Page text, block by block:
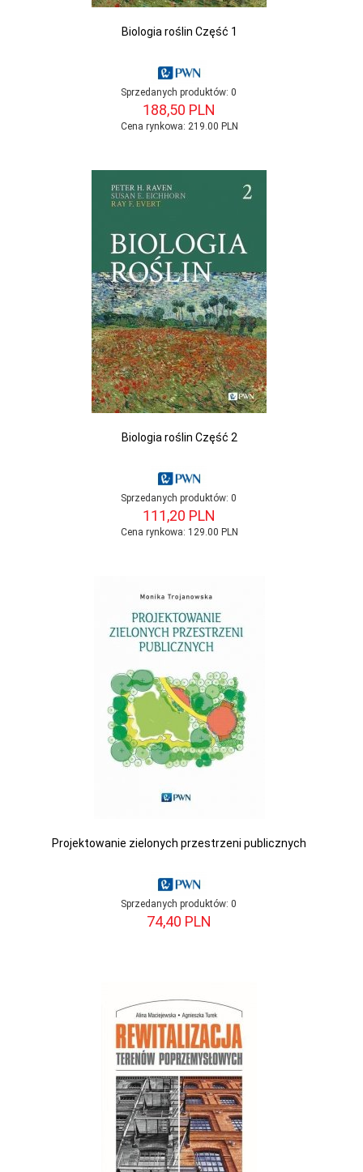
Biologia roślin Część 1
Sprzedanych produktów: 0
188,50 PLN
Cena rynkowa: 219.00 PLN
Biologia roślin Część 2
Sprzedanych produktów: 0
111,20 PLN
Cena rynkowa: 129.00 PLN
Projektowanie zielonych przestrzeni publicznych
Sprzedanych produktów: 0
74,40 PLN